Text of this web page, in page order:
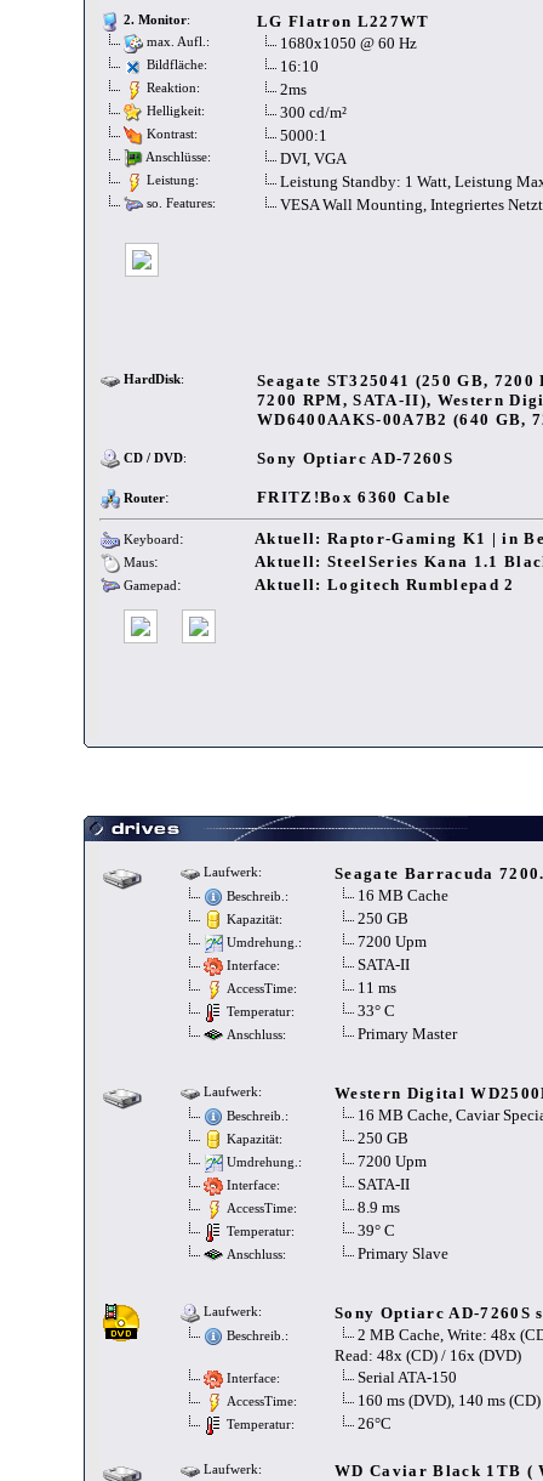
2. Monitor: LG Flatron L227WT
max. Aufl.: 1680x1050 @ 60 Hz
Bildfläche: 16:10
Reaktion: 2ms
Helligkeit: 300 cd/m²
Kontrast: 5000:1
Anschlüsse: DVI, VGA
Leistung: Leistung Standby: 1 Watt, Leistung
so. Features: VESA Wall Mounting, Integriertes
HardDisk:
Seagate ST325041 (250 GB,
7200 RPM, SATA-II), Western
WD6400AAKS-00A7B2 (640 GB,
CD / DVD: Sony Optiarc AD-7260S
Router: FRITZ!Box 6360 Cable
Keyboard: Aktuell: Raptor-Gaming K1 | in
Maus: Aktuell: SteelSeries Kana 1.1
Gamepad: Aktuell: Logitech Rumblepad 2
Laufwerk: Seagate Barracuda
Beschreib.: 16 MB Cache
Kapazität: 250 GB
Umdrehung.: 7200 Upm
Interface: SATA-II
AccessTime: 11 ms
Temperatur: 33° C
Anschluss: Primary Master
Laufwerk: Western Digital
Beschreib.: 16 MB Cache, Caviar
Kapazität: 250 GB
Umdrehung.: 7200 Upm
Interface: SATA-II
AccessTime: 8.9 ms
Temperatur: 39° C
Anschluss: Primary Slave
Laufwerk: Sony Optiarc AD-7260S
Beschreib.:
2 MB Cache, Write: 48x
Read: 48x (CD) / 16x (DVD)
Interface: Serial ATA-150
AccessTime: 160 ms (DVD), 140 ms (CD)
Temperatur: 26°C
Laufwerk: WD Caviar Black 1TB (